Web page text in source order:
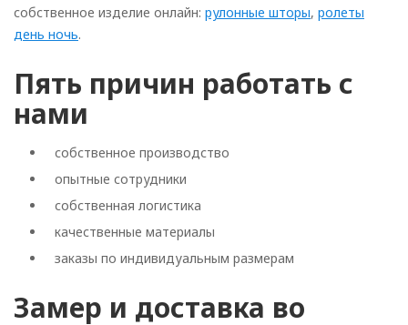
собственное изделие онлайн: рулонные шторы, ролеты
день ночь.
Пять причин работать с
нами
собственное производство
опытные сотрудники
собственная логистика
качественные материалы
заказы по индивидуальным размерам
Замер и доставка во